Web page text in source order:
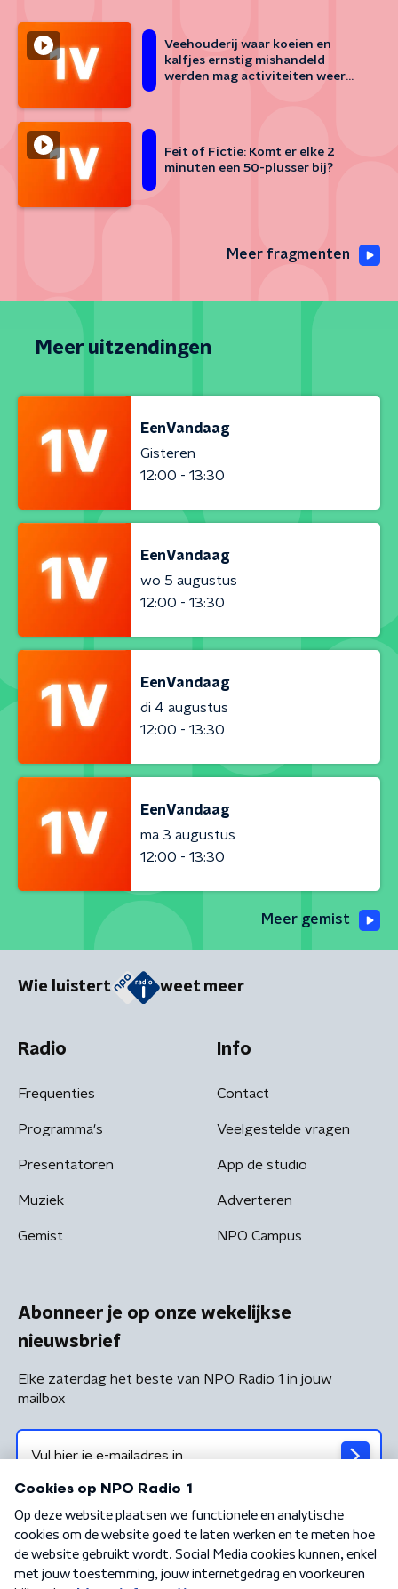
Veehouderij waar koeien en
kalfjes ernstig mishandeld
werden mag activiteiten weer
Feit of Fictie: Komt er elke 2
minuten een 50-plusser bij?
Meer fragmenten
Meer uitzendingen
EenVandaag
Gisteren
12:00 - 13:30
EenVandaag
wo 5 augustus
12:00 - 13:30
EenVandaag
di 4 augustus
12:00 - 13:30
EenVandaag
ma 3 augustus
12:00 - 13:30
Meer gemist
Wie luistert weet meer
Radio
Frequenties
Programma's
Presentatoren
Muziek
Gemist
Info
Contact
Veelgestelde vragen
App de studio
Adverteren
NPO Campus
Abonneer je op onze wekelijkse
nieuwsbrief
Elke zaterdag het beste van NPO Radio 1 in jouw
mailbox
Algemene voorwaarden